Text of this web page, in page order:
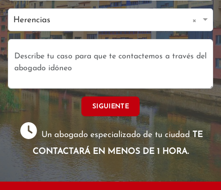
Herencias ×
SIGUIENTE
Un abogado especializado de tu ciudad TE
CONTACTARÁ EN MENOS DE 1 HORA.